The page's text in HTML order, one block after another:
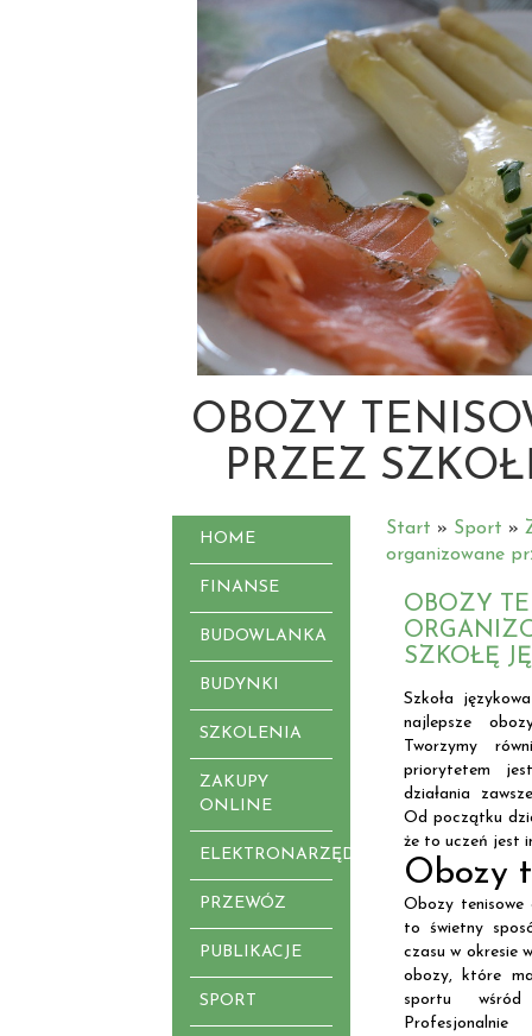
OBOZY
PRZEZ
HOME
FINANSE
BUDOWLANKA
BUDYNKI
SZKOLENIA
ZAKUPY
ONLINE
ELEKTRONARZĘDZIA
PRZEWÓZ
PUBLIKACJE
SPORT
Start » Sport »
organizowane
OBOZY
SZKOŁĘ
Szkoła
najlepsze
Tworzymy
priorytetem
działania
Od początku
że to uczeń jest
Obozy
Obozy tenisowe
to świetny
czasu w okresie
obozy, które
sportu